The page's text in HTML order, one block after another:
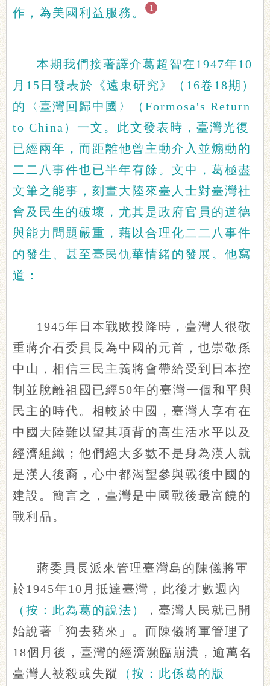
作，為美國利益服務。
1
本期我們接著譯介葛超智在1947年10
月15日發表於《遠東研究》（16卷18期）
的〈臺灣回歸中國〉（Formosa's Return
to China）一文。此文發表時，臺灣光復
已經兩年，而距離他曾主動介入並煽動的
二二八事件也已半年有餘。文中，葛極盡
文筆之能事，刻畫大陸來臺人士對臺灣社
會及民生的破壞，尤其是政府官員的道德
與能力問題嚴重，藉以合理化二二八事件
的發生、甚至臺民仇華情緒的發展。他寫
道：
1945年日本戰敗投降時，臺灣人很敬
重蔣介石委員長為中國的元首，也崇敬孫
中山，相信三民主義將會帶給受到日本控
制並脫離祖國已經50年的臺灣一個和平與
民主的時代。相較於中國，臺灣人享有在
中國大陸難以望其項背的高生活水平以及
經濟組織；他們絕大多數不是身為漢人就
是漢人後裔，心中都渴望參與戰後中國的
建設。簡言之，臺灣是中國戰後最富饒的
戰利品。
蔣委員長派來管理臺灣島的陳儀將軍
於1945年10月抵達臺灣，此後才數週內
（按：此為葛的說法）
，臺灣人民就已開
始說著「狗去豬來」。而陳儀將軍管理了
18個月後，臺灣的經濟瀕臨崩潰，逾萬名
臺灣人被殺或失蹤
（按：此係葛的版